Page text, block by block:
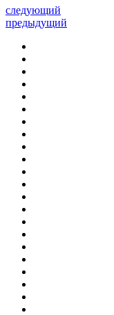
следующий
предыдущий